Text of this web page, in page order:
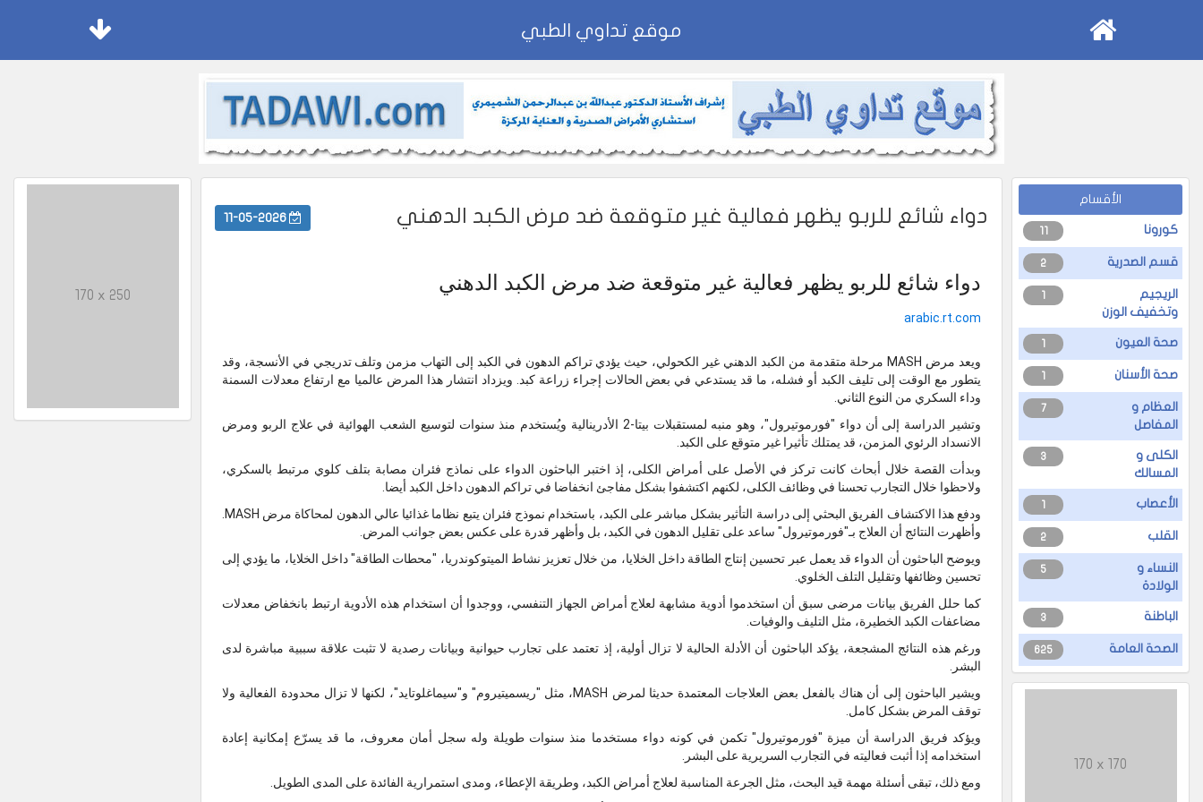
موقع تداوي الطبي
الأقسام
كورونا 11
قسم الصدرية 2
الريجيم
وتخفيف الوزن
1
صحة العيون 1
صحة الأسنان 1
العظام و
المفاصل
7
الكلى و
المسالك
3
الأعصاب 1
القلب 2
النساء و
الولادة
5
الباطنة 3
الصحة العامة 625
170 x 170
دواء شائع للربو يظهر فعالية غير متوقعة ضد مرض الكبد الدهني
دواء شائع للربو يظهر فعالية غير متوقعة ضد مرض الكبد الدهني
arabic.rt.com
ويعد مرض MASH مرحلة متقدمة من الكبد الدهني غير الكحولي، حيث يؤدي تراكم الدهون في الكبد إلى التهاب مزمن وتلف تدريجي في الأنسجة، وقد
يتطور مع الوقت إلى تليف الكبد أو فشله، ما قد يستدعي في بعض الحالات إجراء زراعة كبد. ويزداد انتشار هذا المرض عالميا مع ارتفاع معدلات السمنة
وداء السكري من النوع الثاني.
وتشير الدراسة إلى أن دواء "فورموتيرول"، وهو منبه لمستقبلات بيتا-2 الأدرينالية ويُستخدم منذ سنوات لتوسيع الشعب الهوائية في علاج الربو ومرض
الانسداد الرئوي المزمن، قد يمتلك تأثيرا غير متوقع على الكبد.
وبدأت القصة خلال أبحاث كانت تركز في الأصل على أمراض الكلى، إذ اختبر الباحثون الدواء على نماذج فئران مصابة بتلف كلوي مرتبط بالسكري،
ولاحظوا خلال التجارب تحسنا في وظائف الكلى، لكنهم اكتشفوا بشكل مفاجئ انخفاضا في تراكم الدهون داخل الكبد أيضا.
وأظهرت النتائج أن العلاج بـ"فورموتيرول" ساعد على تقليل الدهون في الكبد، بل وأظهر قدرة على عكس بعض جوانب المرض.
ويوضح الباحثون أن الدواء قد يعمل عبر تحسين إنتاج الطاقة داخل الخلايا، من خلال تعزيز نشاط الميتوكوندريا، "محطات الطاقة" داخل الخلايا، ما يؤدي إلى
تحسين وظائفها وتقليل التلف الخلوي.
كما حلل الفريق بيانات مرضى سبق أن استخدموا أدوية مشابهة لعلاج أمراض الجهاز التنفسي، ووجدوا أن استخدام هذه الأدوية ارتبط بانخفاض معدلات
مضاعفات الكبد الخطيرة، مثل التليف والوفيات.
ورغم هذه النتائج المشجعة، يؤكد الباحثون أن الأدلة الحالية لا تزال أولية، إذ تعتمد على تجارب حيوانية وبيانات رصدية لا تثبت علاقة سببية مباشرة لدى
البشر.
ويشير الباحثون إلى أن هناك بالفعل بعض العلاجات المعتمدة حديثا لمرض MASH، مثل "ريسميتيروم" و"سيماغلوتايد"، لكنها لا تزال محدودة الفعالية ولا
توقف المرض بشكل كامل.
ويؤكد فريق الدراسة أن ميزة "فورموتيرول" تكمن في كونه دواء مستخدما منذ سنوات طويلة وله سجل أمان معروف، ما قد يسرّع إمكانية إعادة
استخدامه إذا أثبت فعاليته في التجارب السريرية على البشر.
ومع ذلك، تبقى أسئلة مهمة قيد البحث، مثل الجرعة المناسبة لعلاج أمراض الكبد، وطريقة الإعطاء، ومدى استمرارية الفائدة على المدى الطويل.
170 x 250